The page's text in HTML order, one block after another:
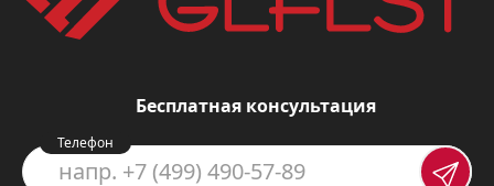
классический стиль или современный
минимализм.
Ключевые особенности модели
Духовой шкаф Gefest 601-01 К64
Бесплатная консультация
Телефон